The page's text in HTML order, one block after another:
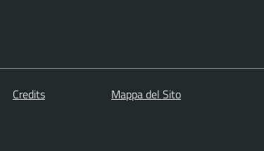
Credits Mappa del Sito